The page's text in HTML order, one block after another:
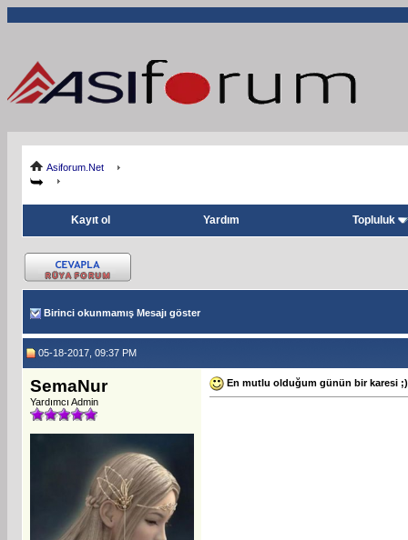
Asiforum.Net
Kayıt ol Yardım Topluluk
Birinci okunmamış Mesajı göster
05-18-2017, 09:37 PM
SemaNur
Yardımcı Admin
En mutlu olduğum günün bir karesi ;)